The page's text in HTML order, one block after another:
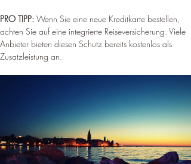
PRO TIPP: Wenn Sie eine neue Kreditkarte bestellen,
achten Sie auf eine integrierte Reiseversicherung. Viele
Anbieter bieten diesen Schutz bereits kostenlos als
Zusatzleistung an.